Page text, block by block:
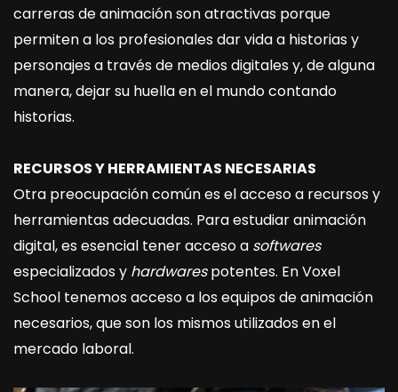
carreras de animación son atractivas porque
permiten a los profesionales dar vida a historias y
personajes a través de medios digitales y, de alguna
manera, dejar su huella en el mundo contando
historias.
RECURSOS Y HERRAMIENTAS NECESARIAS
Otra preocupación común es el acceso a recursos y
herramientas adecuadas. Para estudiar animación
digital, es esencial tener acceso a softwares
especializados y hardwarespotentes. En Voxel
School tenemos acceso a los equipos de animación
necesarios, que son los mismos utilizados en el
mercado laboral.